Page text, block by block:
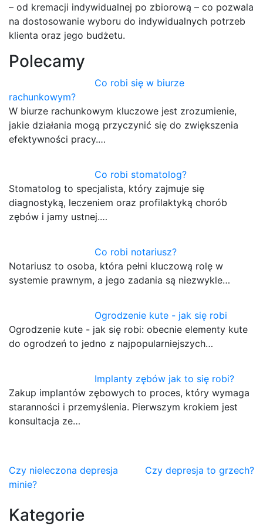
– od kremacji indywidualnej po zbiorową – co pozwala
na dostosowanie wyboru do indywidualnych potrzeb
klienta oraz jego budżetu.
Polecamy
Co robi się w biurze
rachunkowym?
W biurze rachunkowym kluczowe jest zrozumienie,
jakie działania mogą przyczynić się do zwiększenia
efektywności pracy.…
Co robi stomatolog?
Stomatolog to specjalista, który zajmuje się
diagnostyką, leczeniem oraz profilaktyką chorób
zębów i jamy ustnej.…
Co robi notariusz?
Notariusz to osoba, która pełni kluczową rolę w
systemie prawnym, a jego zadania są niezwykle…
Ogrodzenie kute - jak się robi
Ogrodzenie kute - jak się robi: obecnie elementy kute
do ogrodzeń to jedno z najpopularniejszych…
Implanty zębów jak to się robi?
Zakup implantów zębowych to proces, który wymaga
staranności i przemyślenia. Pierwszym krokiem jest
konsultacja ze…
Nawigacja
wpisu
Czy nieleczona depresja
minie?
Czy depresja to grzech?
Kategorie